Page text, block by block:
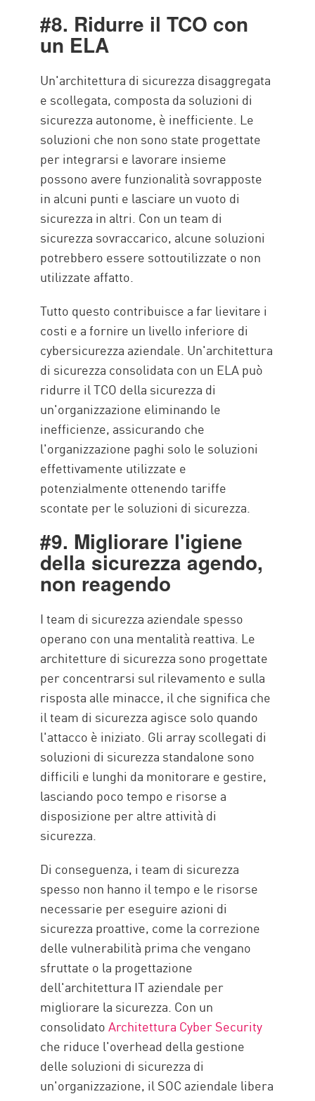
#8. Ridurre il TCO con
un ELA
Un'architettura di sicurezza disaggregata
e scollegata, composta da soluzioni di
sicurezza autonome, è inefficiente. Le
soluzioni che non sono state progettate
per integrarsi e lavorare insieme
possono avere funzionalità sovrapposte
in alcuni punti e lasciare un vuoto di
sicurezza in altri. Con un team di
sicurezza sovraccarico, alcune soluzioni
potrebbero essere sottoutilizzate o non
utilizzate affatto.
Tutto questo contribuisce a far lievitare i
costi e a fornire un livello inferiore di
cybersicurezza aziendale. Un'architettura
di sicurezza consolidata con un ELA può
ridurre il TCO della sicurezza di
un'organizzazione eliminando le
inefficienze, assicurando che
l'organizzazione paghi solo le soluzioni
effettivamente utilizzate e
potenzialmente ottenendo tariffe
scontate per le soluzioni di sicurezza.
#9. Migliorare l'igiene
della sicurezza agendo,
non reagendo
I team di sicurezza aziendale spesso
operano con una mentalità reattiva. Le
architetture di sicurezza sono progettate
per concentrarsi sul rilevamento e sulla
risposta alle minacce, il che significa che
il team di sicurezza agisce solo quando
l'attacco è iniziato. Gli array scollegati di
soluzioni di sicurezza standalone sono
difficili e lunghi da monitorare e gestire,
lasciando poco tempo e risorse a
disposizione per altre attività di
sicurezza.
Di conseguenza, i team di sicurezza
spesso non hanno il tempo e le risorse
necessarie per eseguire azioni di
sicurezza proattive, come la correzione
delle vulnerabilità prima che vengano
sfruttate o la progettazione
dell'architettura IT aziendale per
migliorare la sicurezza. Con un
consolidatoArchitettura Cyber Security
che riduce l'overhead della gestione
delle soluzioni di sicurezza di
un'organizzazione, il SOC aziendale libera